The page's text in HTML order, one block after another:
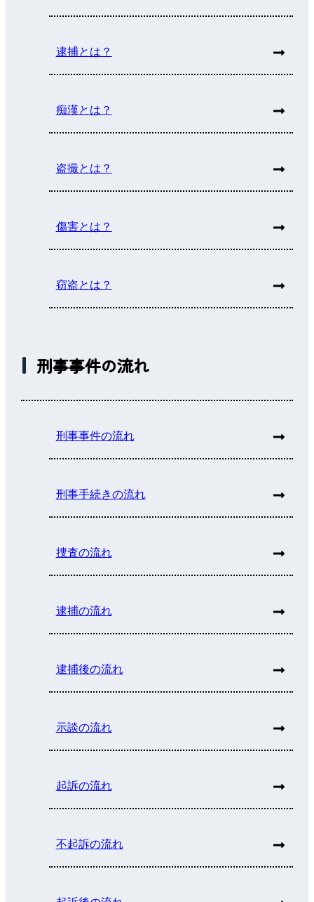
逮捕とは？
痴漢とは？
盗撮とは？
傷害とは？
窃盗とは？
刑事事件の流れ
刑事事件の流れ
刑事手続きの流れ
捜査の流れ
逮捕の流れ
逮捕後の流れ
示談の流れ
起訴の流れ
不起訴の流れ